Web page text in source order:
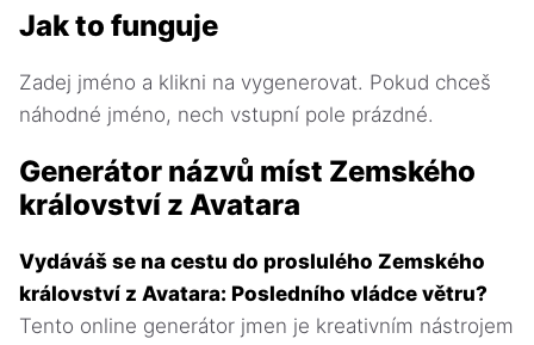
Jak to funguje
Zadej jméno a klikni na vygenerovat. Pokud chceš
náhodné jméno, nech vstupní pole prázdné.
Generátor názvů míst Zemského
království z Avatara
Vydáváš se na cestu do proslulého Zemského
království z Avatara: Posledního vládce větru?
Tento online generátor jmen je kreativním nástrojem